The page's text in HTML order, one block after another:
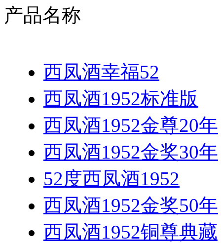
产品名称
西凤酒幸福52
西凤酒1952标准版
西凤酒1952金尊20年
西凤酒1952金奖30年
52度西凤酒1952
西凤酒1952金奖50年
西凤酒1952铜尊典藏